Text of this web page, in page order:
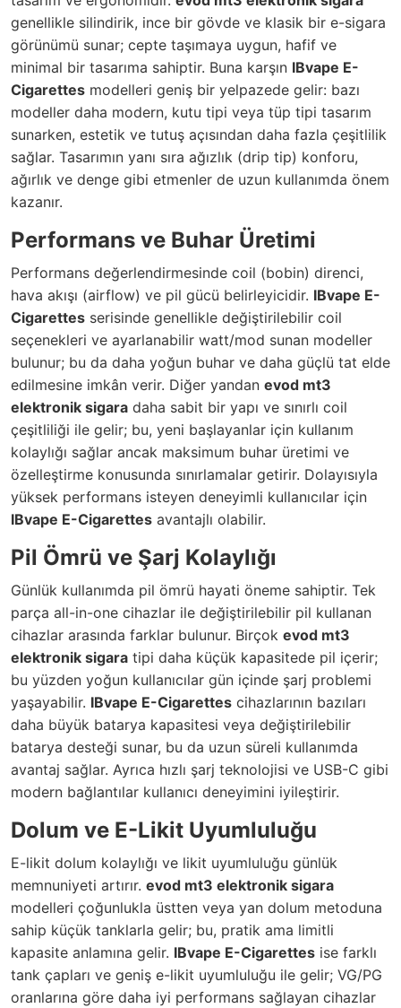
genellikle silindirik, ince bir gövde ve klasik bir e-sigara
görünümü sunar; cepte taşımaya uygun, hafif ve
minimal bir tasarıma sahiptir. Buna karşın IBvape E-
Cigarettes modelleri geniş bir yelpazede gelir: bazı
modeller daha modern, kutu tipi veya tüp tipi tasarım
sunarken, estetik ve tutuş açısından daha fazla çeşitlilik
sağlar. Tasarımın yanı sıra ağızlık (drip tip) konforu,
ağırlık ve denge gibi etmenler de uzun kullanımda önem
kazanır.
Performans ve Buhar Üretimi
Performans değerlendirmesinde coil (bobin) direnci,
hava akışı (airflow) ve pil gücü belirleyicidir. IBvape E-
Cigarettes serisinde genellikle değiştirilebilir coil
seçenekleri ve ayarlanabilir watt/mod sunan modeller
bulunur; bu da daha yoğun buhar ve daha güçlü tat elde
edilmesine imkân verir. Diğer yandan evod mt3
elektronik sigara daha sabit bir yapı ve sınırlı coil
çeşitliliği ile gelir; bu, yeni başlayanlar için kullanım
kolaylığı sağlar ancak maksimum buhar üretimi ve
özelleştirme konusunda sınırlamalar getirir. Dolayısıyla
yüksek performans isteyen deneyimli kullanıcılar için
IBvape E-Cigarettes avantajlı olabilir.
Pil Ömrü ve Şarj Kolaylığı
Günlük kullanımda pil ömrü hayati öneme sahiptir. Tek
parça all-in-one cihazlar ile değiştirilebilir pil kullanan
cihazlar arasında farklar bulunur. Birçok evod mt3
elektronik sigara tipi daha küçük kapasitede pil içerir;
bu yüzden yoğun kullanıcılar gün içinde şarj problemi
yaşayabilir. IBvape E-Cigarettes cihazlarının bazıları
daha büyük batarya kapasitesi veya değiştirilebilir
batarya desteği sunar, bu da uzun süreli kullanımda
avantaj sağlar. Ayrıca hızlı şarj teknolojisi ve USB-C gibi
modern bağlantılar kullanıcı deneyimini iyileştirir.
Dolum ve E-Likit Uyumluluğu
E-likit dolum kolaylığı ve likit uyumluluğu günlük
memnuniyeti artırır. evod mt3 elektronik sigara
modelleri çoğunlukla üstten veya yan dolum metoduna
sahip küçük tanklarla gelir; bu, pratik ama limitli
kapasite anlamına gelir. IBvape E-Cigarettes ise farklı
tank çapları ve geniş e-likit uyumluluğu ile gelir; VG/PG
oranlarına göre daha iyi performans sağlayan cihazlar